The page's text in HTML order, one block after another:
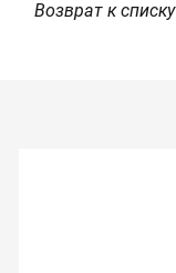
Возврат к списку